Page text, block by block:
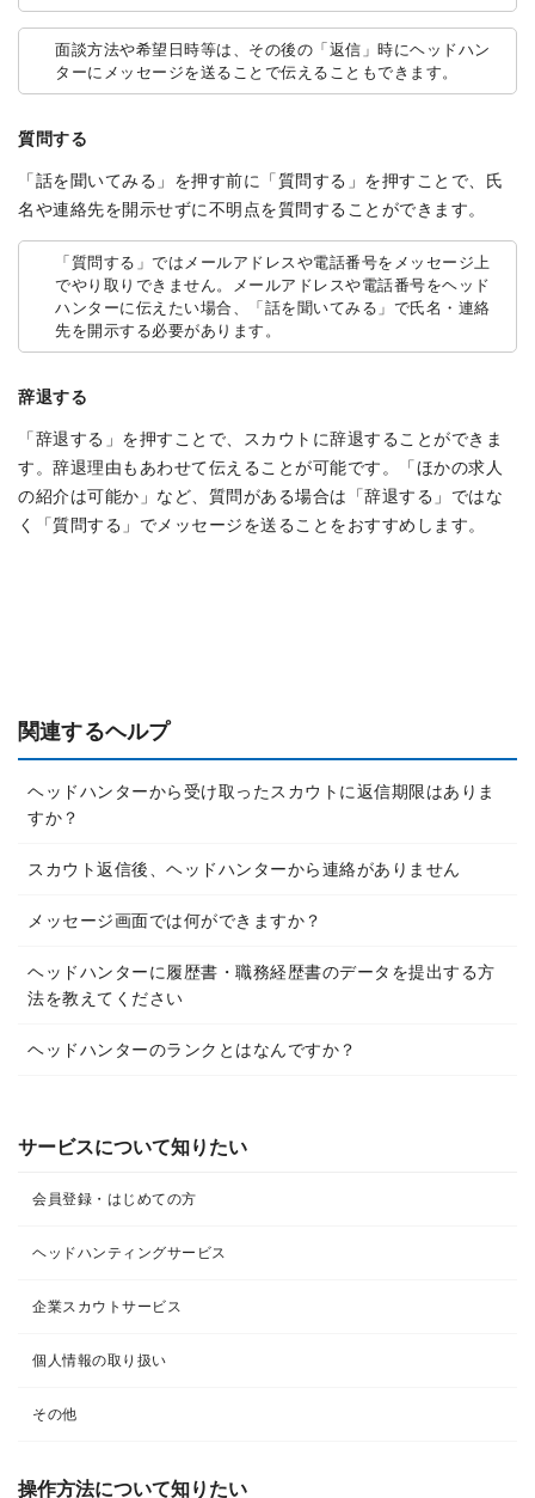
サービスについて知りたい
会員登録・はじめての方
ヘッドハンティングサービス
企業スカウトサービス
個人情報の取り扱い
その他
操作方法について知りたい
面談方法や希望日時等は、その後の「返信」時にヘッドハン
ターにメッセージを送ることで伝えることもできます。
質問する
「話を聞いてみる」を押す前に「質問する」を押すことで、氏
名や連絡先を開示せずに不明点を質問することができます。
「質問する」ではメールアドレスや電話番号をメッセージ上
でやり取りできません。メールアドレスや電話番号をヘッド
ハンターに伝えたい場合、「話を聞いてみる」で氏名・連絡
先を開示する必要があります。
辞退する
「辞退する」を押すことで、スカウトに辞退することができま
す。辞退理由もあわせて伝えることが可能です。「ほかの求人
の紹介は可能か」など、質問がある場合は「辞退する」ではな
く「質問する」でメッセージを送ることをおすすめします。
関連するヘルプ
ヘッドハンターから受け取ったスカウトに返信期限はありま
すか？
スカウト返信後、ヘッドハンターから連絡がありません
メッセージ画面では何ができますか？
ヘッドハンターに履歴書・職務経歴書のデータを提出する方
法を教えてください
ヘッドハンターのランクとはなんですか？